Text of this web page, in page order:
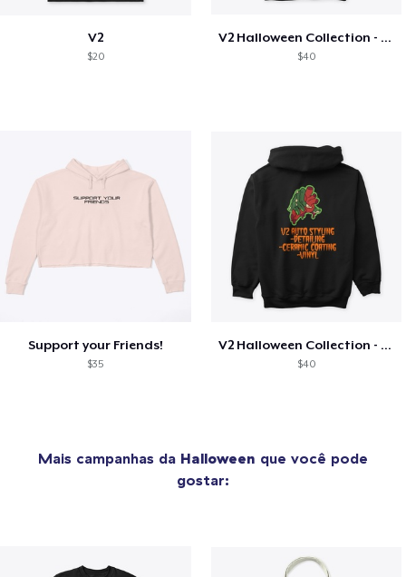
V2
$20
V2 Halloween Collection - Ghost Witch
$40
Support your Friends!
$35
V2 Halloween Collection - Zombie Hand
$40
Mais campanhas da Halloween que você pode
gostar: